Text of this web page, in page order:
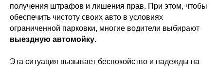
получения штрафов и лишения прав. При этом, чтобы
обеспечить чистоту своих авто в условиях
ограниченной парковки, многие водители выбирают
выездную автомойку.
Эта ситуация вызывает беспокойство и надежды на